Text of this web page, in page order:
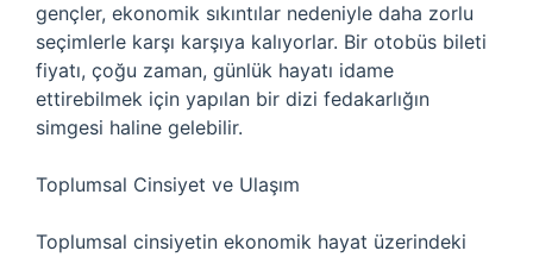
gençler, ekonomik sıkıntılar nedeniyle daha zorlu
seçimlerle karşı karşıya kalıyorlar. Bir otobüs bileti
fiyatı, çoğu zaman, günlük hayatı idame
ettirebilmek için yapılan bir dizi fedakarlığın
simgesi haline gelebilir.
Toplumsal Cinsiyet ve Ulaşım
Toplumsal cinsiyetin ekonomik hayat üzerindeki